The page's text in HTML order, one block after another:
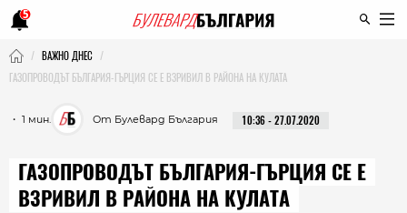
5
ВАЖНО ДНЕС
ГАЗОПРОВОДЪТ БЪЛГАРИЯ-ГЪРЦИЯ СЕ Е ВЗРИВИЛ В РАЙОНА НА КУЛАТА
・ 1 мин. От Булевард България 10:36 - 27.07.2020
ГАЗОПРОВОДЪТ БЪЛГАРИЯ-ГЪРЦИЯ СЕ Е
ВЗРИВИЛ В РАЙОНА НА КУЛАТА